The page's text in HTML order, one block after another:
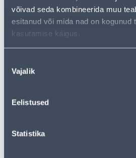
võivad seda kombineerida muu
esitanud või mida nad on kogunud
kasutamise käigus.
valik
Vajalik
Eelistused
Statistika
JUHTMELÜLITI SC 2A 250V
KAMPAANIA